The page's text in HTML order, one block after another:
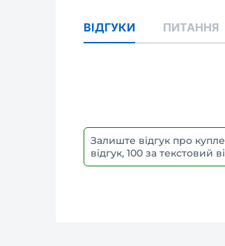
ВІДГУКИ ПИТАННЯ
Залиште відгук про
відгук, 100 за текстовий